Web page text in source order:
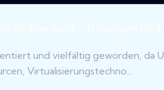
und vielfältig geworden, da
Virtualisierungstechno...